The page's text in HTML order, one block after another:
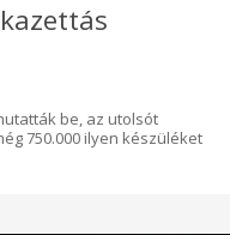
be, az utolsót
750.000 ilyen készüléket